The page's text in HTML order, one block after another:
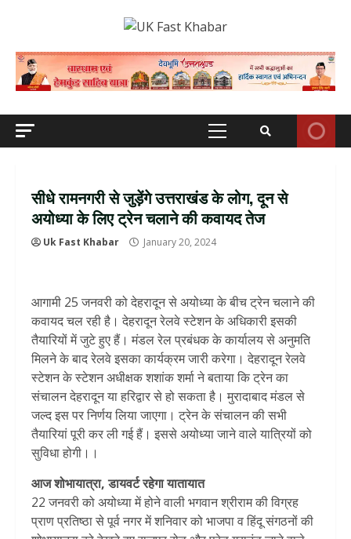
Primary
सीधे रामनगरी से जुड़ेंगे उत्तराखंड के लोग, दून से
अयोध्या के लिए ट्रेन चलाने की कवायद तेज
Uk Fast Khabar January 20, 2024
आगामी 25 जनवरी को देहरादून से अयोध्या के बीच ट्रेन चलाने की
कवायद चल रही है। देहरादून रेलवे स्टेशन के अधिकारी इसकी
तैयारियों में जुटे हुए हैं। मंडल रेल प्रबंधक के कार्यालय से अनुमति
मिलने के बाद रेलवे इसका कार्यक्रम जारी करेगा। देहरादून रेलवे
स्टेशन के स्टेशन अधीक्षक शशांक शर्मा ने बताया कि ट्रेन का
संचालन देहरादून या हरिद्वार से हो सकता है। मुरादाबाद मंडल से
जल्द इस पर निर्णय लिया जाएगा। ट्रेन के संचालन की सभी
तैयारियां पूरी कर ली गई हैं। इससे अयोध्या जाने वाले यात्रियों को
सुविधा होगी।।
आज शोभायात्रा, डायवर्ट रहेगा यातायात
22 जनवरी को अयोध्या में होने वाली भगवान श्रीराम की विग्रह
प्राण प्रतिष्ठा से पूर्व नगर में शनिवार को भाजपा व हिंदू संगठनों की